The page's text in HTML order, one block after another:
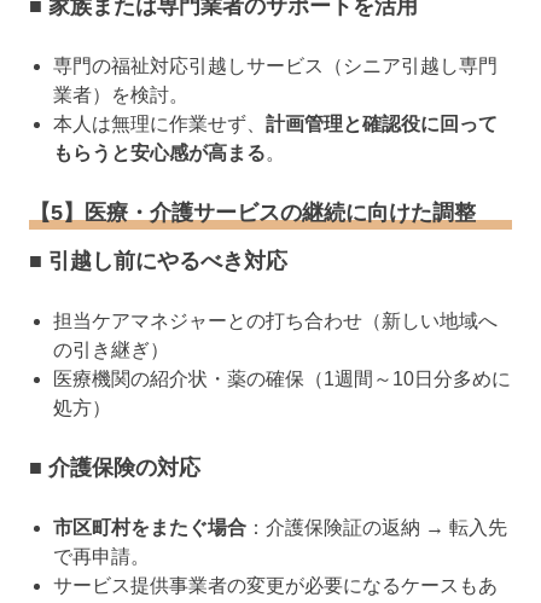
■ 家族または専門業者のサポートを活用
専門の福祉対応引越しサービス（シニア引越し専門
業者）を検討。
本人は無理に作業せず、 計画管理と確認役に回って
もらうと安心感が高まる。
【5】医療・介護サービスの継続に向けた調整
■ 引越し前にやるべき対応
担当ケアマネジャーとの打ち合わせ（新しい地域へ
の引き継ぎ）
医療機関の紹介状・薬の確保（1週間～10日分多めに
処方）
■ 介護保険の対応
市区町村をまたぐ場合 ：介護保険証の返納 → 転入先
で再申請。
サービス提供事業者の変更が必要になるケースもあ